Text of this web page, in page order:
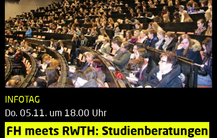
INFOTAG
Do. 05.11. um 18.00 Uhr
FH meets RWTH: Studienberatungen